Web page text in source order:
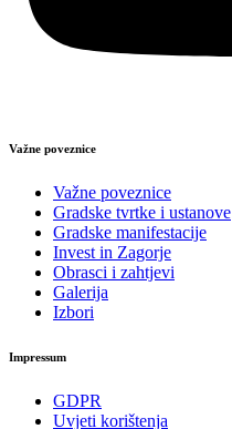
Važne poveznice
Važne poveznice
Gradske tvrtke i ustanove
Gradske manifestacije
Invest in Zagorje
Obrasci i zahtjevi
Galerija
Izbori
Impressum
GDPR
Uvjeti korištenja